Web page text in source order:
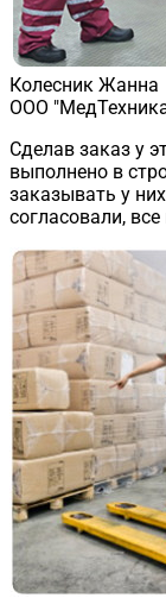
Колесник Жанна
ООО
Сделав заказ у
выполнено в
заказывать у
согласовали,